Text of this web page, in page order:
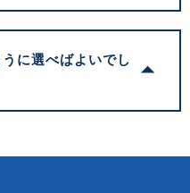
に選べばよいでし